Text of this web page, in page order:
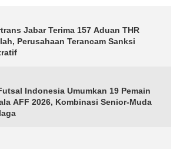
Jabar Terima 157 Aduan THR
Perusahaan Terancam Sanksi
Indonesia Umumkan 19 Pemain
AFF 2026, Kombinasi Senior-Muda